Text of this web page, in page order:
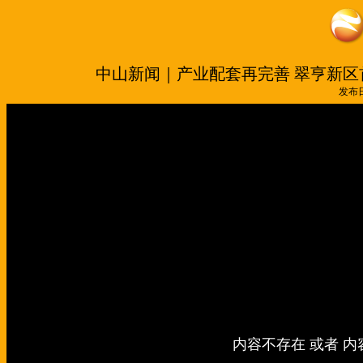
中山新闻｜产业配套再完善 翠亨新
发布